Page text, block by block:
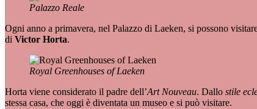
Palazzo Reale
Ogni anno a primavera, nel Palazzo di Laeken, si possono
di Victor Horta.
Royal Greenhouses of Laeken
Horta viene considerato il padre dell’Art Nouveau. Dallo stile
stessa casa, che oggi è diventata un museo e si può visitare.